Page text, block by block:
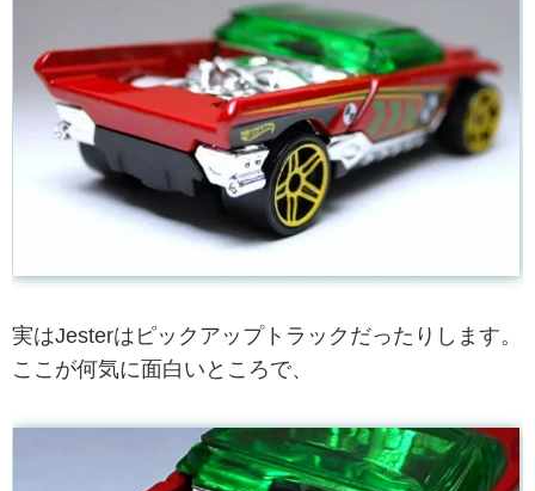
実はJesterはピックアップトラックだったりします。
ここが何気に面白いところで、